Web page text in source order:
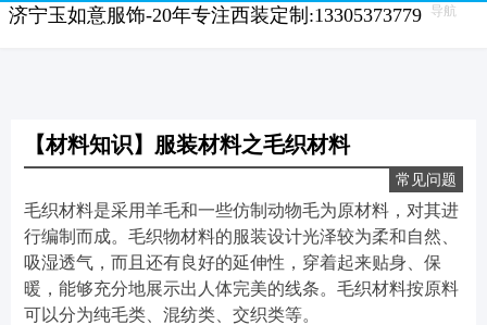
济宁玉如意服饰-20年专注西装定制:13305373779 导航
【材料知识】服装材料之毛织材料
常见问题
毛织材料是采用羊毛和一些仿制动物毛为原材料，对其进
行编制而成。毛织物材料的服装设计光泽较为柔和自然、
吸湿透气，而且还有良好的延伸性，穿着起来贴身、保
暖，能够充分地展示出人体完美的线条。毛织材料按原料
可以分为纯毛类、混纺类、交织类等。